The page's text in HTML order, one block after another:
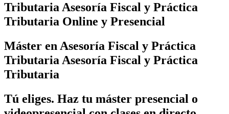
Tributaria Asesoría Fiscal y Práctica
Tributaria Online y Presencial
Máster en Asesoría Fiscal y Práctica
Tributaria Asesoría Fiscal y Práctica
Tributaria
Tú eliges. Haz tu máster presencial o